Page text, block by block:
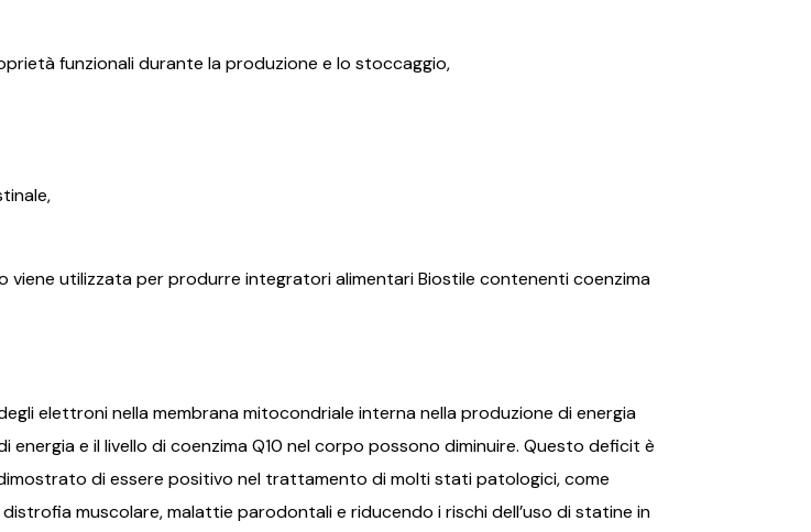
funzionali durante la produzione e lo stoccaggio,
utilizzata per produrre integratori alimentari Biostile contenenti coenzima
elettroni nella membrana mitocondriale interna nella produzione di energia
e il livello di coenzima Q10 nel corpo possono diminuire. Questo deficit è
di essere positivo nel trattamento di molti stati patologici, come
muscolare, malattie parodontali e riducendo i rischi dell’uso di statine in